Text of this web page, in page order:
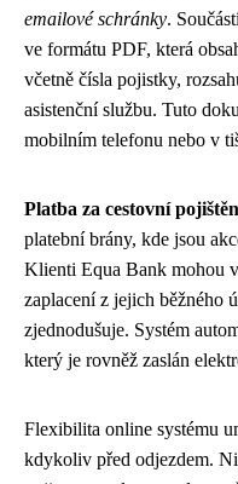
emailové schránky.
ve formátu PDF, která
včetně čísla pojistky,
asistenční službu. Tuto
mobilním telefonu nebo v
Platba za cestovní
platební brány, kde jsou
Klienti Equa Bank mohou
zaplacení z jejich běžného
zjednodušuje. Systém
který je rovněž zaslán
Flexibilita online systému
kdykoliv před odjezdem.